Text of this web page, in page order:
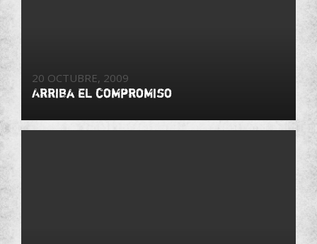
20 OCTUBRE, 2009
Arriba el compromiso